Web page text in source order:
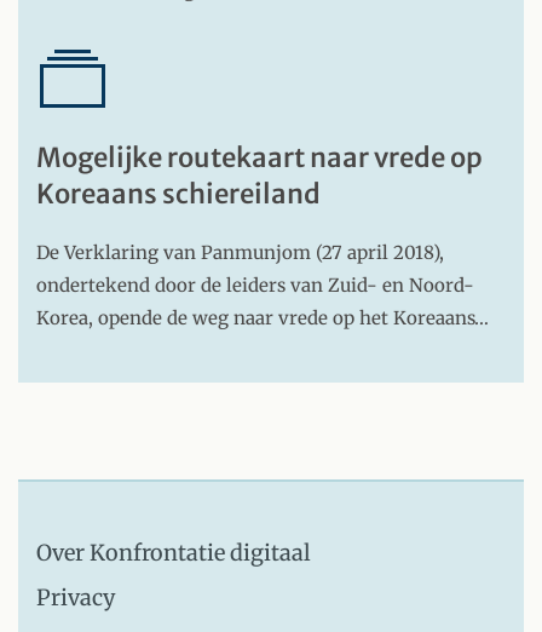
Mogelijke routekaart naar vrede op
Koreaans schiereiland
De Verklaring van Panmunjom (27 april 2018),
ondertekend door de leiders van Zuid- en Noord-
Korea, opende de weg naar vrede op het Koreaans…
Over Konfrontatie digitaal
Privacy